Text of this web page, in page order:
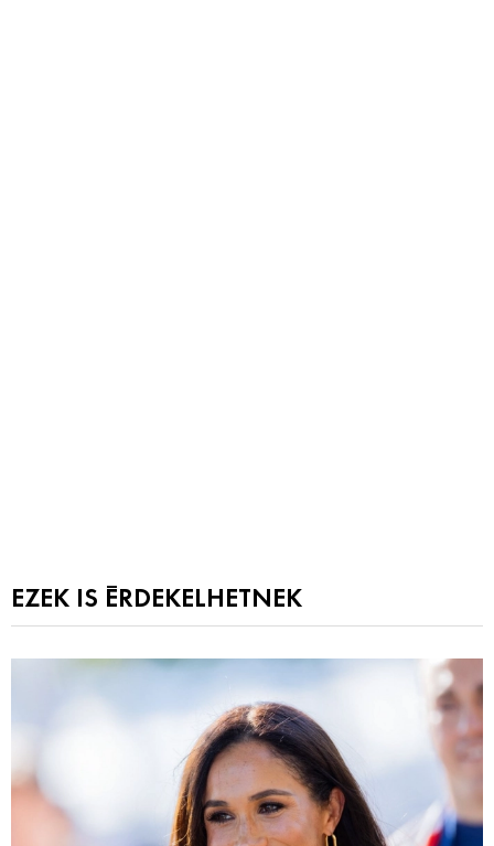
EZEK IS ÉRDEKELHETNEK